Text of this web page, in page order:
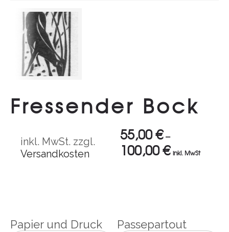
Fressender Bock
inkl. MwSt. zzgl.
Versandkosten
55,00€–
100,00€ inkl. MwSt
Papier und Druck
Passepartout